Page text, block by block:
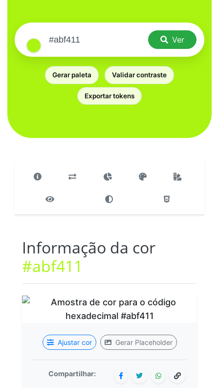
Ver
Gerar paleta Validar contraste
Exportar tokens
Informação da cor
#abf411
Ajustar cor Gerar Placeholder
Compartilhar: